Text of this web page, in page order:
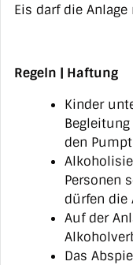
Eis darf die
Regeln | Haftung
Kinder
den
Personen
dürfen die
Auf der
Das